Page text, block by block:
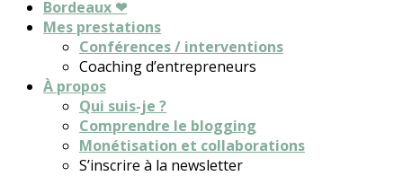
Bordeaux ❤
Mes prestations
Conférences / interventions
Coaching d’entrepreneurs
À propos
Qui suis-je ?
Comprendre le blogging
Monétisation et collaborations
S’inscrire à la newsletter